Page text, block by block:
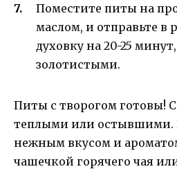
Поместите питы на
маслом, и отправьте в
духовку на 20-25
золотистыми.
Питы с творогом готовы!
теплыми или остывшими.
нежным вкусом и
чашечкой горячего чая